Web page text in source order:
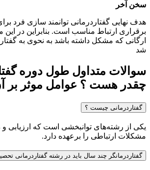
سخن آخر
هدف نهایی گفتاردرمانی توانمند سازی فرد
برقراری ارتباط مناسب است. بنابراین در این
ارگانی که مشکل داشته باشد به نحوی به
شد
سوالات متداول طول دوره
چقدر هست ؟ عوامل موثر بر
گفتاردرمانی چیست ؟
یکی از رشته‌های توانبخشی است که ارزیابی و
مشکلات ارتباطی را برعهده دارد.
گفتاردرمانگر چند سال باید در رشته گفتاردرمانی